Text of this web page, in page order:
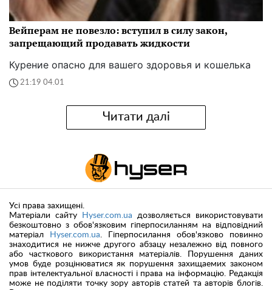
Вейперам не повезло: вступил в силу закон,
запрещающий продавать жидкости
Курение опасно для вашего здоровья и кошелька
21:19 04.01
Читати далі
Усі права захищені.
Матеріали сайту
Hyser.com.ua дозволяється використовувати
безкоштовно з обов'язковим гіперпосиланням на відповідний
матеріал
Hyser.com.ua . Гіперпосилання обов'язково повинно
знаходитися не нижче другого абзацу незалежно від повного
або часткового використання матеріалів. Порушення даних
умов буде розцінюватися як порушення захищаемих законом
прав інтелектуальної власності і права на інформацію. Редакція
може не поділяти точку зору авторів статей та авторів блогів.